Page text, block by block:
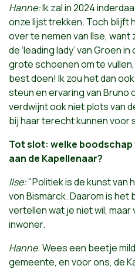
Hanne:Ik zal in 2024
onze lijst trekken. Toch blijft
over te nemen van Ilse,
de ‘leading lady’ van Groen
grote schoenen om te vullen,
best doen! Ik zou het dan
steun en ervaring van Bruno
verdwijnt ook niet plots van
bij haar terecht kunnen voor
Tot slot: welke boodschap
aan de Kapellenaar?
Ilse:"Politiek is de kunst van
von Bismarck. Daarom is het
vertellen wat je niet wil, maar
inwoner.
Hanne: Wees een beetje
gemeente, en voor ons, de